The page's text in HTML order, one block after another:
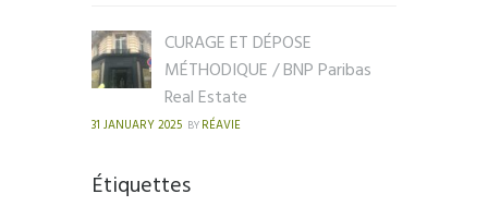
CURAGE ET DÉPOSE
MÉTHODIQUE / BNP Paribas
Real Estate
31 JANUARY 2025 BY RÉAVIE
Étiquettes